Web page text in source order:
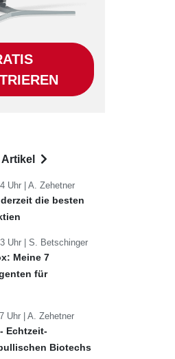
Uhr | A. Zehetner
die besten
Uhr | S. Betschinger
Meine 7
für
Uhr | A. Zehetner
Echtzeit-
Biotechs